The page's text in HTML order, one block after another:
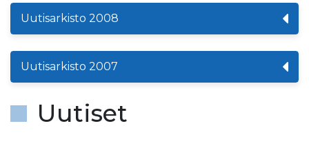
Uutisarkisto 2008
Uutisarkisto 2007
Uutiset